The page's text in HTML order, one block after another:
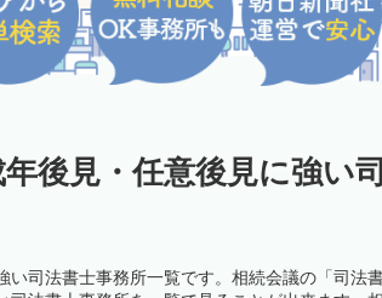
後見・任意後見に強い
司法書士事務所一覧です。相続会議の「司法